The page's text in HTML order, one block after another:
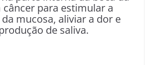
câncer para estimular a
mucosa, aliviar a dor e
de saliva.